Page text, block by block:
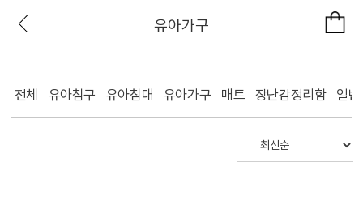
유아가구
전체 유아침구 유아침대 유아가구 매트 장난감정리함 일